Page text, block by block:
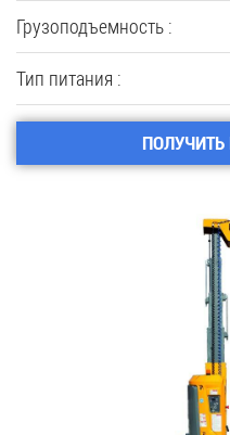
Грузоподъемность :
Тип питания :